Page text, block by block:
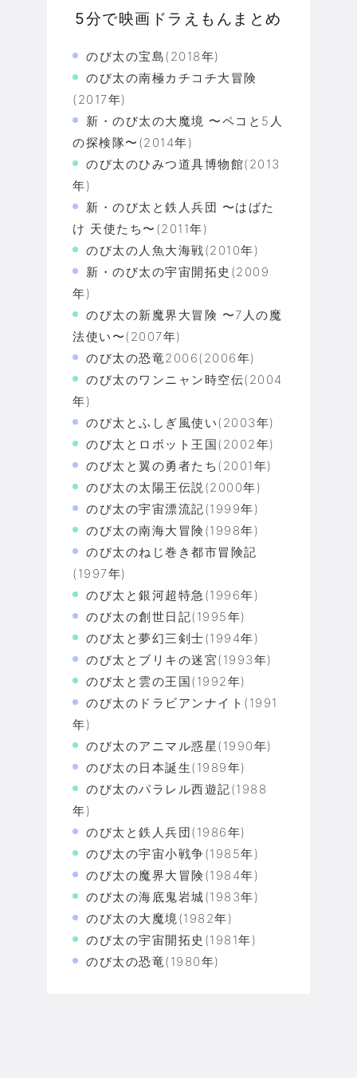
5分で映画ドラえもんまとめ
のび太の宝島(2018年)
のび太の南極カチコチ大冒険
(2017年)
新・のび太の大魔境 〜ペコと5人
の探検隊〜(2014年)
のび太のひみつ道具博物館(2013
年)
新・のび太と鉄人兵団 〜はばた
け 天使たち〜(2011年)
のび太の人魚大海戦(2010年)
新・のび太の宇宙開拓史(2009
年)
のび太の新魔界大冒険 〜7人の魔
法使い〜(2007年)
のび太の恐竜2006(2006年)
のび太のワンニャン時空伝(2004
年)
のび太とふしぎ風使い(2003年)
のび太とロボット王国(2002年)
のび太と翼の勇者たち(2001年)
のび太の太陽王伝説(2000年)
のび太の宇宙漂流記(1999年)
のび太の南海大冒険(1998年)
のび太のねじ巻き都市冒険記
(1997年)
のび太と銀河超特急(1996年)
のび太の創世日記(1995年)
のび太と夢幻三剣士(1994年)
のび太とブリキの迷宮(1993年)
のび太と雲の王国(1992年)
のび太のドラビアンナイト(1991
年)
のび太のアニマル惑星(1990年)
のび太の日本誕生(1989年)
のび太のパラレル西遊記(1988
年)
のび太と鉄人兵団(1986年)
のび太の宇宙小戦争(1985年)
のび太の魔界大冒険(1984年)
のび太の海底鬼岩城(1983年)
のび太の大魔境(1982年)
のび太の宇宙開拓史(1981年)
のび太の恐竜(1980年)